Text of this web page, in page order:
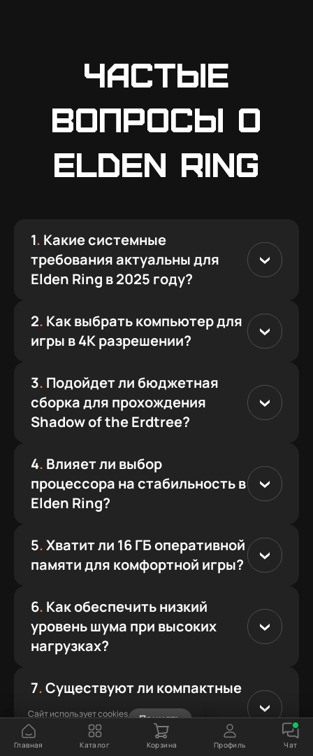
Частые
вопросы о
Elden Ring
1. Какие системные
требования актуальны для
Elden Ring в 2025 году?
2. Как выбрать компьютер для
игры в 4K разрешении?
3. Подойдет ли бюджетная
сборка для прохождения
Shadow of the Erdtree?
4. Влияет ли выбор
процессора на стабильность в
Elden Ring?
5.Хватит ли 16 ГБ оперативной
памяти для комфортной игры?
6. Как обеспечить низкий
уровень шума при высоких
нагрузках?
7.Существуют ли компактные
решения для запуска
требовательных RPG?
Главная Каталог Корзина Профиль Чат
Сайт использует cookies
Узнать подробнее
Принять